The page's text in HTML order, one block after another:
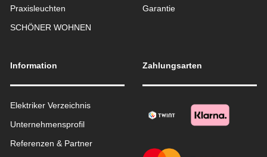
Praxisleuchten
SCHÖNER WOHNEN
Garantie
Information
Elektriker Verzeichnis
Unternehmensprofil
Referenzen & Partner
Zahlungsarten